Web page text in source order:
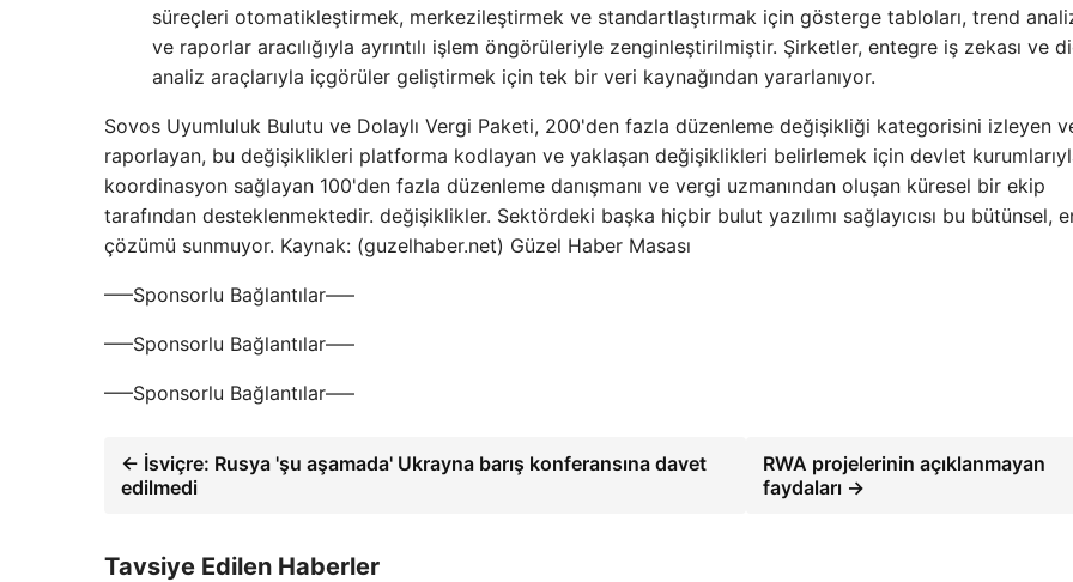
süreçleri otomatikleştirmek, merkezileştirmek ve standartlaştırmak için gösterge tabloları, trend
ve raporlar aracılığıyla ayrıntılı işlem öngörüleriyle zenginleştirilmiştir. Şirketler, entegre iş zekası ve
analiz araçlarıyla içgörüler geliştirmek için tek bir veri kaynağından yararlanıyor.
Sovos Uyumluluk Bulutu ve Dolaylı Vergi Paketi, 200'den fazla düzenleme değişikliği kategorisini izleyen
raporlayan, bu değişiklikleri platforma kodlayan ve yaklaşan değişiklikleri belirlemek için devlet
koordinasyon sağlayan 100'den fazla düzenleme danışmanı ve vergi uzmanından oluşan küresel bir ekip
tarafından desteklenmektedir. değişiklikler. Sektördeki başka hiçbir bulut yazılımı sağlayıcısı bu bütünsel,
çözümü sunmuyor. Kaynak: (guzelhaber.net) Güzel Haber Masası
—–Sponsorlu Bağlantılar—–
—–Sponsorlu Bağlantılar—–
—–Sponsorlu Bağlantılar—–
← İsviçre: Rusya 'şu aşamada' Ukrayna barış konferansına davet
edilmedi
RWA projelerinin açıklanmayan
faydaları →
Tavsiye Edilen Haberler